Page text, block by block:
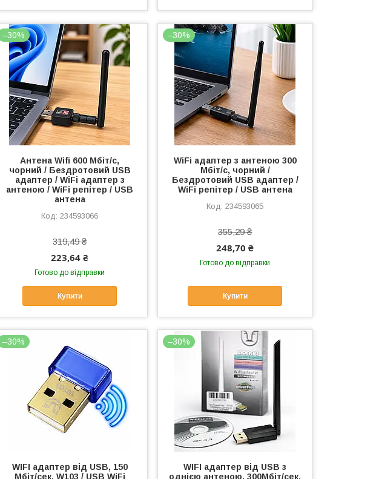
–30%
Антена Wifi 600 Мбіт/с,
чорний / Бездротовий USB
адаптер / WiFi адаптер з
антеною / WiFi репітер / USB
антена
234593066
319,49 ₴
223,64 ₴
Готово до відправки
Купити
–30%
WiFi адаптер з антеною 300
Мбіт/с, чорний /
Бездротовий USB адаптер /
WiFi репітер / USB антена
234593065
355,29 ₴
248,70 ₴
Готово до відправки
Купити
–30%
WIFI адаптер від USB, 150
Мбіт/сек, W103 / USB WiFi
–30%
WIFI адаптер від USB з
однією антеною, 300Мбіт/сек,